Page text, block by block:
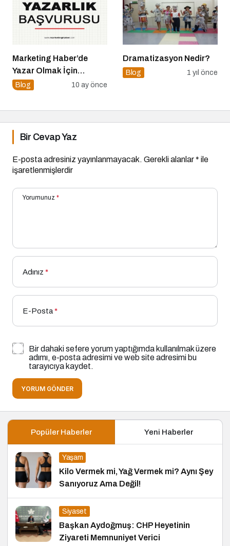
Marketing Haber’de
Yazar Olmak İçin
Yazarlık Başvurusu
Blog 10 ay önce
Dramatizasyon Nedir?
Blog 1 yıl önce
Bir Cevap Yaz
E-posta adresiniz yayınlanmayacak. Gerekli alanlar* ile
işaretlenmişlerdir
Yorumunuz *
Adınız *
E-Posta*
Bir dahaki sefere yorum yaptığımda kullanılmak üzere
adımı, e-posta adresimi ve web site adresimi bu
tarayıcıya kaydet.
YORUM GÖNDER
Popüler Haberler Yeni Haberler
Yaşam
Kilo Vermek mi, Yağ Vermek mi? Aynı Şey
Sanıyoruz Ama Değil!
Siyaset
Başkan Aydoğmuş: CHP Heyetinin
Ziyareti Memnuniyet Verici